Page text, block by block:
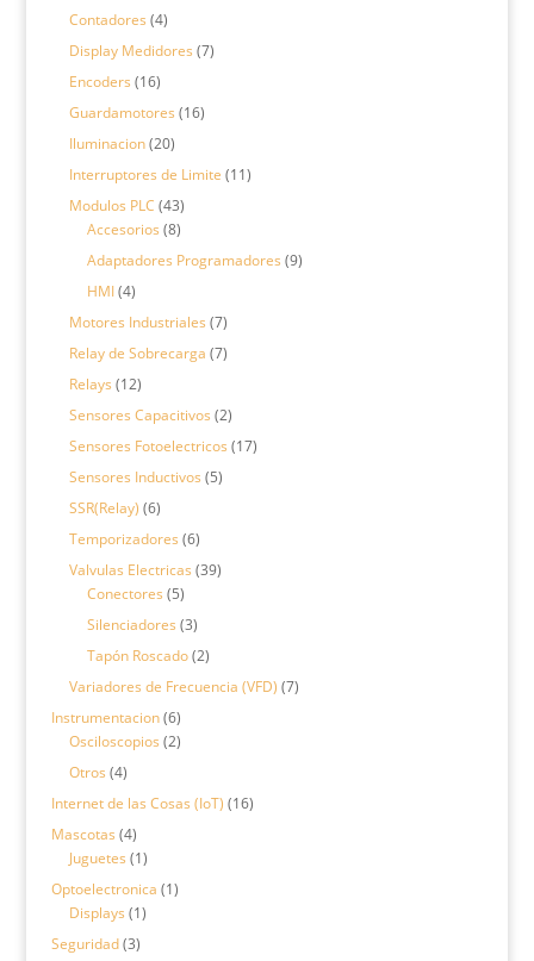
Contadores 44
productos
Display Medidores 77
Encoders 1616
productos
Guardamotores 1616
Iluminacion 2020
productos
Interruptores de Limite 1111
Modulos PLC 4343
productos
Accesorios 88
productos
Adaptadores Programadores 99
HMI 44
productos
Motores Industriales 77
productos
Relay de Sobrecarga 77
Relays 1212
productos
Sensores Capacitivos 22
productos
Sensores Fotoelectricos 1717
Sensores Inductivos 55
SSR(Relay) 66
productos
Temporizadores 66
productos
Valvulas Electricas 3939
Conectores 55
productos
Silenciadores 33
productos
Tapón Roscado 22
productos
Variadores de Frecuencia (VFD) 77
Instrumentacion 66
productos
Osciloscopios 22
Otros 44
productos
Internet de las Cosas (IoT) 1616
Mascotas 44
productos
Juguetes 11
producto
Optoelectronica 11
Displays 11
Seguridad 33